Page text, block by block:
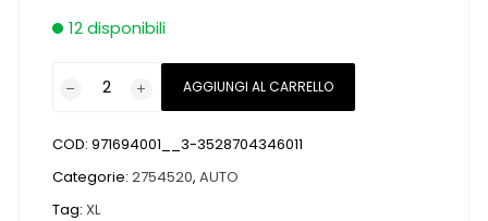
12 disponibili
ORIUM
SUV
WINTER
AGGIUNGI AL CARRELLO
COD:971694001__3-3528704346011
Categorie:2754520,AUTO
Tag:XL